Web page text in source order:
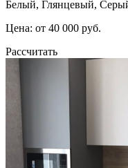
Белый, Глянцевый,
Цена: от 40 000 руб.
Рассчитать